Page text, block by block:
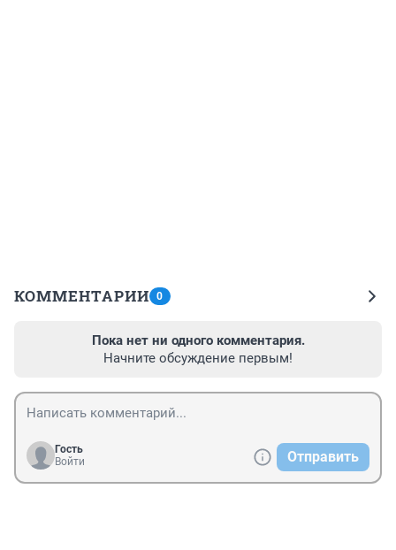
КОММЕНТАРИИ 0
Пока нет ни одного комментария.
Начните обсуждение первым!
Гость
Войти
Отправить